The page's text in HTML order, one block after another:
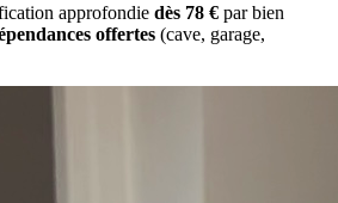
approfondie dès 78 € par bien
offertes (cave, garage,